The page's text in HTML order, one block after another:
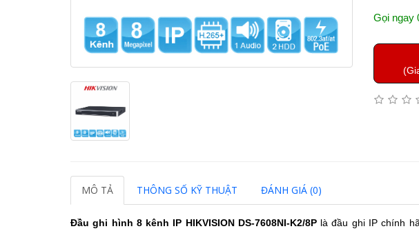
Gọi ngay
MÔ TẢ THÔNG SỐ KỸ THUẬT ĐÁNH GIÁ (0)
Đầu ghi hình 8 kênh IP HIKVISION DS-7608NI-K2/8Plà đầu ghi IP chính